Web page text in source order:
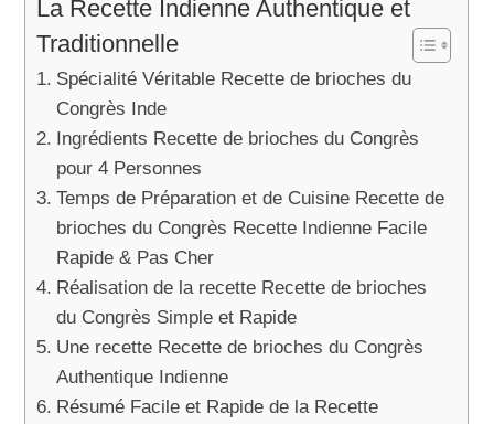
La Recette Indienne Authentique et
Traditionnelle
Spécialité Véritable Recette de brioches du
Congrès Inde
Ingrédients Recette de brioches du Congrès
pour 4 Personnes
Temps de Préparation et de Cuisine Recette de
brioches du Congrès Recette Indienne Facile
Rapide & Pas Cher
Réalisation de la recette Recette de brioches
du Congrès Simple et Rapide
Une recette Recette de brioches du Congrès
Authentique Indienne
Résumé Facile et Rapide de la Recette